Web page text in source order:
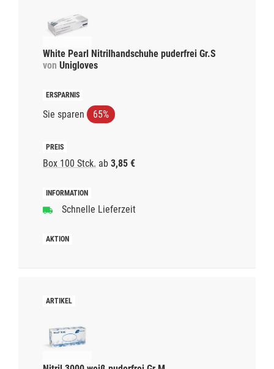
White Pearl Nitrilhandschuhe puderfrei Gr.S
von Unigloves
Sie sparen 65%
Box 100 Stck. ab 3,85 €
Schnelle Lieferzeit